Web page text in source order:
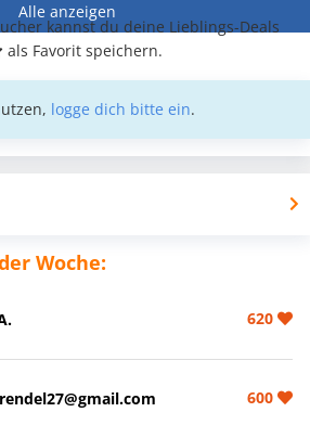
Alle anzeigen
kannst du deine Lieblings-Deals
als Favorit speichern.
logge dich bitte ein.
Woche:
620
600